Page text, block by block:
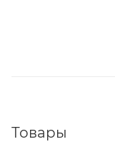
Товары